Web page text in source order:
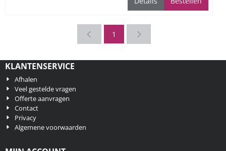
levertijd
1
KLANTENSERVICE
Afhalen
Veel gestelde vragen
Offerte aanvragen
Contact
Privacy
Algemene voorwaarden